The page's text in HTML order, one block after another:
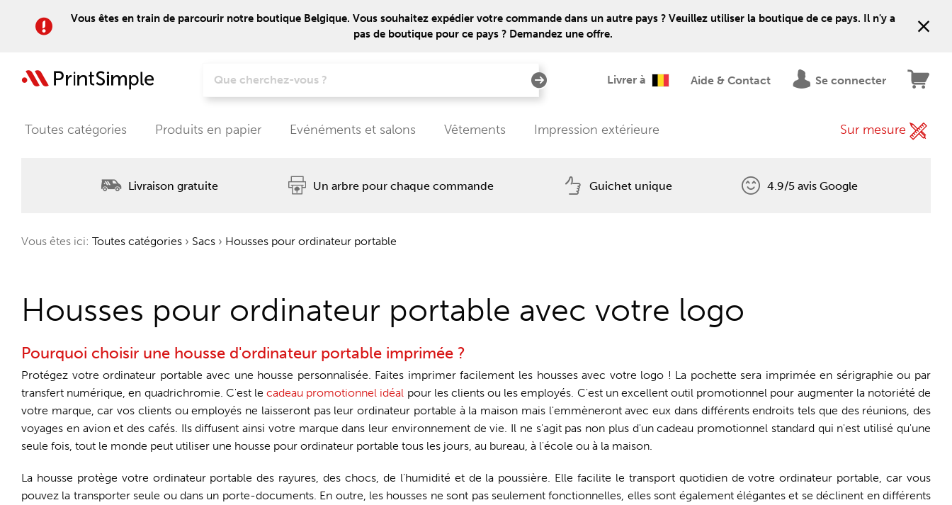
Vous êtes en train de parcourir notre boutique Belgique. Vous souhaitez expédier votre commande dans un autre pays ? Veuillez utiliser la boutique de ce pays. Il n'y a
pas de boutique pour ce pays ? Demandez une offre.
Livrer à Aide & Contact Se connecter
Toutes catégories Produits en papier Evénéments et salons Vêtements Impression extérieure Sur mesure
Livraison gratuite Un arbre pour chaque commande Guichet unique 4.9/5 avis Google
Vous êtes ici: Toutes catégories › Sacs › Housses pour ordinateur portable
Housses pour ordinateur portable avec votre logo
Pourquoi choisir une housse d'ordinateur portable imprimée ?
Protégez votre ordinateur portable avec une housse personnalisée. Faites imprimer facilement les housses avec votre logo ! La pochette sera imprimée en sérigraphie ou par
transfert numérique, en quadrichromie. C'est le cadeau promotionnel idéal pour les clients ou les employés. C'est un excellent outil promotionnel pour augmenter la notoriété de
votre marque, car vos clients ou employés ne laisseront pas leur ordinateur portable à la maison mais l'emmèneront avec eux dans différents endroits tels que des réunions, des
voyages en avion et des cafés. Ils diffusent ainsi votre marque dans leur environnement de vie. Il ne s'agit pas non plus d'un cadeau promotionnel standard qui n'est utilisé qu'une
seule fois, tout le monde peut utiliser une housse pour ordinateur portable tous les jours, au bureau, à l'école ou à la maison.
La housse protège votre ordinateur portable des rayures, des chocs, de l'humidité et de la poussière. Elle facilite le transport quotidien de votre ordinateur portable, car vous
pouvez la transporter seule ou dans un porte-documents. En outre, les housses ne sont pas seulement fonctionnelles, elles sont également élégantes et se déclinent en différents